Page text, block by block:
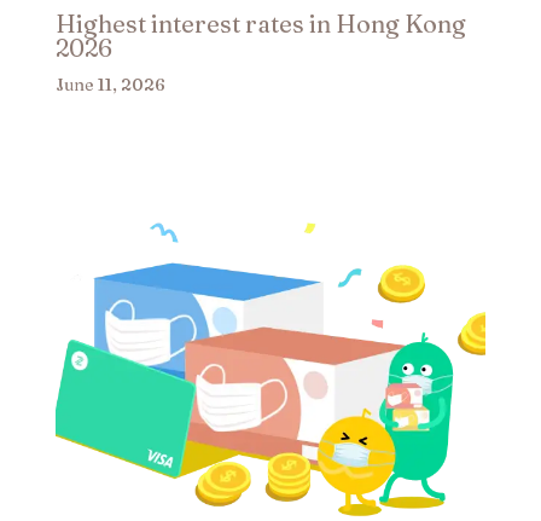
Highest interest rates in Hong Kong
2026
June 11, 2026